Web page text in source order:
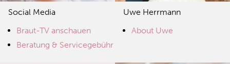
Social Media
Braut-TV anschauen
Beratung & Servicegebühr
Uwe Herrmann
About Uwe